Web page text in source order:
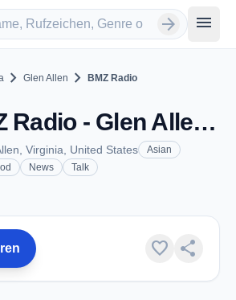
arrow_forward menu
chevron_right Glen Allen chevron_right BMZ Radio
BMZ Radio - Glen Allen, VA
Virginia, United States
Asian
News Talk
favorite share